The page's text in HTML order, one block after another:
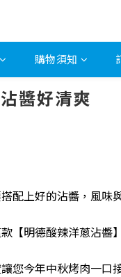
購物須知
醬好清爽
配上好的沾醬，風味
【明德酸辣洋蔥沾醬】
您今年中秋烤肉一口